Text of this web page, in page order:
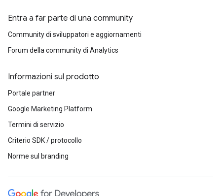
Entra a far parte di una community
Community di sviluppatori e aggiornamenti
Forum della community di Analytics
Informazioni sul prodotto
Portale partner
Google Marketing Platform
Termini di servizio
Criterio SDK / protocollo
Norme sul branding